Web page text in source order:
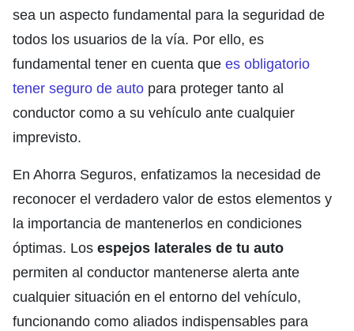
sea un aspecto fundamental para la seguridad de
todos los usuarios de la vía. Por ello, es
fundamental tener en cuenta que es obligatorio
tener seguro de auto para proteger tanto al
conductor como a su vehículo ante cualquier
imprevisto.
En Ahorra Seguros, enfatizamos la necesidad de
reconocer el verdadero valor de estos elementos y
la importancia de mantenerlos en condiciones
óptimas. Los espejos laterales de tu auto
permiten al conductor mantenerse alerta ante
cualquier situación en el entorno del vehículo,
funcionando como aliados indispensables para